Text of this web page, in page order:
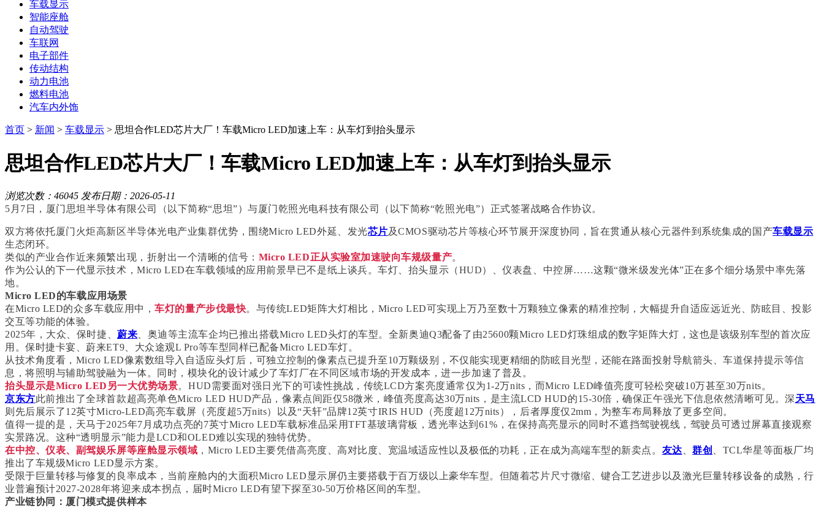
车载显示
智能座舱
自动驾驶
车联网
电子部件
传动结构
动力电池
燃料电池
汽车内外饰
首页 > 新闻 > 车载显示 > 思坦合作LED芯片大厂！车载Micro LED加速上车：从车灯到抬头显示
思坦合作LED芯片大厂！车载Micro LED加速上车：从车灯到抬头显示
浏览次数：46045 发布日期：2026-05-11
5月7日，厦门 思坦半导体有限公司（以下简称“思坦”）与厦门乾照光电科技有限公司（以下简称“乾照光电”）正式签署战略合作协议。
双方将依托厦门火炬高新区半导体光电产业集群优势，围绕Micro LED外延、发光芯片及CMOS驱动芯片等核心环节展开深度协同，旨在贯通从核心元器件到系统集成的国产车载显示
生态闭环。
类似的产业合作近来频繁出现，折射出一个清晰的信号： Micro LED正从实验室加速驶向车规级量产。
作为公认的下一代显示技术，Micro LED在车载领域的应用前景早已不是纸上谈兵。车灯、抬头显示（HUD）、仪表盘、中控屏……这颗“微米级发光体”正在多个细分场景中率先落
地。
Micro LED的车载应用场景
在Micro LED的众多车载应用中，车灯的量产步伐最快。与传统LED矩阵大灯相比，Micro LED可实现上万乃至数十万颗独立像素的精准控制，大幅提升自适应远近光、防眩目、投影
交互等功能的体验。
2025年，大众、保时捷、蔚来 、奥迪等主流车企均已推出搭载Micro LED头灯的车型。全新奥迪Q3配备了由25600颗Micro LED灯珠组成的数字矩阵大灯，这也是该级别车型的首次应
用。保时捷卡宴、蔚来ET9、大众途观L Pro等车型同样已配备MicroLED车灯。
从技术角度看，Micro LED像素数组导入自适应头灯后，可独立控制的像素点已提升至10万颗级别，不仅能实现更精细的防眩目光型，还能在路面投射导航箭头、车道保持提示等信
息，将照明与辅助驾驶融为一体。同时，模块化的设计减少了车灯厂在不同区域市场的开发成本，进一步加速了普及。
抬头显示是Micro LED另一大优势场景。HUD需要面对强日光下的可读性挑战，传统LCD方案亮度通常仅为1-2万nits，而Micro LED峰值亮度可轻松突破10万甚至30万nits。
京东方此前推出了全球首款超高亮单色Micro LED HUD产品，像素点间距仅58微米，峰值亮度高达30万nits，是主流LCD HUD的15-30倍，确保正午强光下信息依然清晰可见。深天马
则先后展示了12英寸Micro-LED高亮车载屏（亮度超5万nits）以及“天轩”品牌12英寸IRIS HUD（亮度超12万nits），后者厚度仅2mm，为整车布局释放了更多空间。
值得一提的是，天马于2025年7月成功点亮的7英寸Micro LED车载标准品采用TFT基玻璃背板，透光率达到61%，在保持高亮显示的同时不遮挡驾驶视线，驾驶员可透过屏幕直接观察
实景路况。这种“透明显示”能力是LCD和OLED难以实现的独特优势。
在中控、仪表、副驾娱乐屏等座舱显示领域 ，Micro LED主要凭借高亮度、高对比度、宽温域适应性以及极低的功耗，正在成为高端车型的新卖点。 友达 、群创
、TCL华星等面板厂均
推出了车规级Micro LED显示方案。
受限于巨量转移与修复的良率成本，当前座舱内的大面积Micro LED显示屏仍主要搭载于百万级以上豪华车型。但随着芯片尺寸微缩、键合工艺进步以及激光巨量转移设备的成熟，行
业普遍预计2027-2028年将迎来成本拐点，届时Micro LED有望下探至30-50万价格区间的车型。
产业链协同：厦门模式提供样本